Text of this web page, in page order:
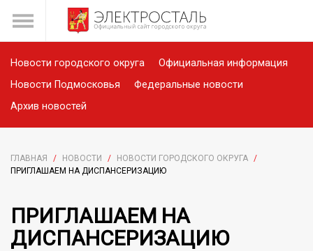
Новости городского округа
Официальная информация
Новости Подмосковья
Федеральные новости
Архив новостей
ГЛАВНАЯ / НОВОСТИ / НОВОСТИ ГОРОДСКОГО ОКРУГА /
ПРИГЛАШАЕМ НА ДИСПАНСЕРИЗАЦИЮ
ПРИГЛАШАЕМ НА
ДИСПАНСЕРИЗАЦИЮ